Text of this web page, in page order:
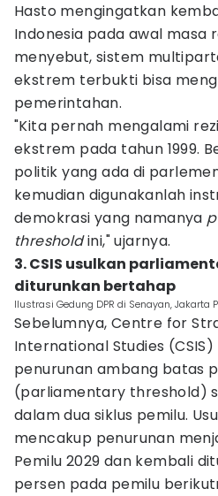
Hasto mengingatkan
Indonesia pada awal masa
menyebut, sistem
ekstrem terbukti bisa
pemerintahan.
"Kita pernah mengalami
ekstrem pada tahun 1999.
politik yang ada di
kemudian digunakanlah
demokrasi yang namanya
thresholdini," ujarnya.
3. CSIS usulkan
diturunkan bertahap
Ilustrasi Gedung DPR di Senayan, Jakarta
Sebelumnya, Centre for
International Studies
penurunan ambang batas
(parliamentary threshold)
dalam dua siklus pemilu.
mencakup penurunan
Pemilu 2029 dan kembali
persen pada pemilu